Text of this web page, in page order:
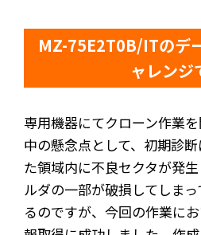
MZ-75E2T0B/ITのデ
ャレンジ
専用機器にてクローン作業
中の懸念点として、初期診
た領域内に不良セクタが発
ルダの一部が破損してしま
るのですが、今回の作業に